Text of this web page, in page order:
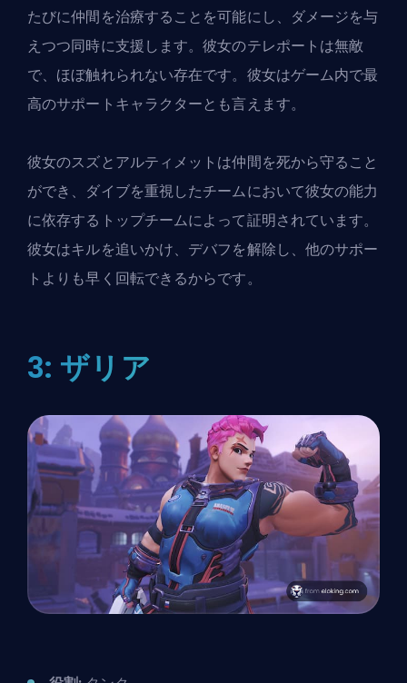
たびに仲間を治療することを可能にし、ダメージを与
えつつ同時に支援します。彼女のテレポートは無敵
で、ほぼ触れられない存在です。彼女はゲーム内で最
高のサポートキャラクターとも言えます。
彼女のスズとアルティメットは仲間を死から守ること
ができ、ダイブを重視したチームにおいて彼女の能力
に依存するトップチームによって証明されています。
彼女はキルを追いかけ、デバフを解除し、他のサポー
トよりも早く回転できるからです。
3: ザリア